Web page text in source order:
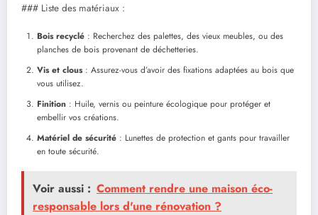
### Liste des matériaux :
Bois recyclé : Recherchez des palettes, des vieux meubles, ou des
planches de bois provenant de déchetteries.
Vis et clous: Assurez-vous d’avoir des fixations adaptées au bois que
vous utilisez.
Finition : Huile, vernis ou peinture écologique pour protéger et
embellir vos créations.
Matériel de sécurité : Lunettes de protection et gants pour travailler
en toute sécurité.
Voir aussi : Comment rendre une maison éco-
responsable lors d'une rénovation ?